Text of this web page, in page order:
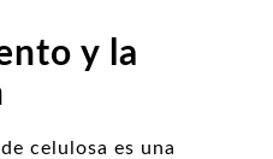
y la
celulosa es una